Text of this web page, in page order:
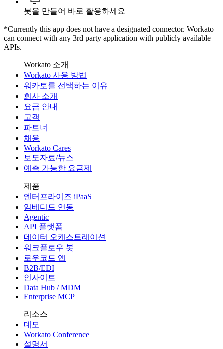
봇을 만들어 바로 활용하세요
*Currently this app does not have a designated connector. Workato
can connect with any 3rd party application with publicly available
APIs.
Workato 소개
Workato 사용 방법
워카토를 선택하는 이유
회사 소개
요금 안내
고객
파트너
채용
Workato Cares
보도자료/뉴스
예측 가능한 요금제
제품
엔터프라이즈 iPaaS
임베디드 연동
Agentic
API 플랫폼
데이터 오케스트레이션
워크플로우 봇
로우코드 앱
B2B/EDI
인사이트
Data Hub / MDM
Enterprise MCP
리소스
데모
Workato Conference
설명서